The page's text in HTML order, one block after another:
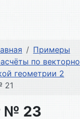
Примеры
по
геометрии 2
21
№ 23